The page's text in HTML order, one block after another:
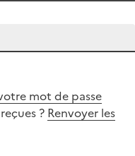
mot de passe
? Renvoyer les